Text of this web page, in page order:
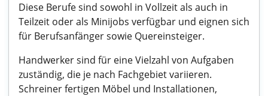
Diese Berufe sind sowohl in Vollzeit als auch in
Teilzeit oder als Minijobs verfügbar und eignen sich
für Berufsanfänger sowie Quereinsteiger.
Handwerker sind für eine Vielzahl von Aufgaben
zuständig, die je nach Fachgebiet variieren.
Schreiner fertigen Möbel und Installationen,